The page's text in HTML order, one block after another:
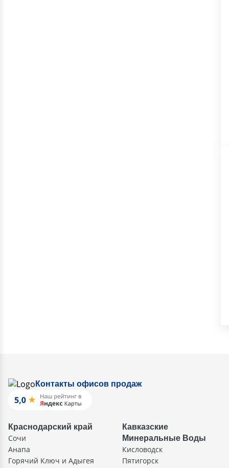
Контакты офисов продаж
Краснодарский край
Сочи
Анапа
Горячий Ключ и Адыгея
Кавказские
Минеральные Воды
Кисловодск
Пятигорск